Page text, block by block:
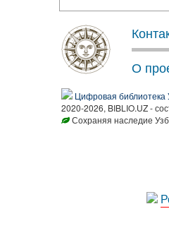
О
Цифровая библиотека
2020-2026, BIBLIO.UZ -
Сохраняя наследие